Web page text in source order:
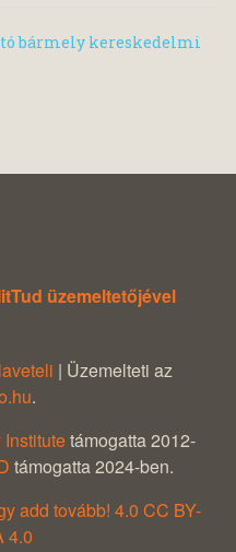
bármely kereskedelmi
üzemeltetőjével
| Üzemelteti az
.
támogatta 2012-
támogatta 2024-ben.
add tovább! 4.0 CC BY-
4.0